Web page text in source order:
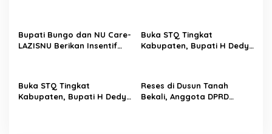
s
Bupati Bungo dan NU Care-
LAZISNU Berikan Insentif
Buka STQ Tingkat
Kabupaten, Bupati H Dedy
Buka STQ Tingkat
Kabupaten, Bupati H Dedy
Reses di Dusun Tanah
Bekali, Anggota DPRD